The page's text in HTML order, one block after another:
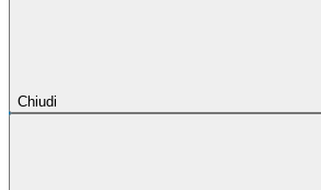
Chiudi